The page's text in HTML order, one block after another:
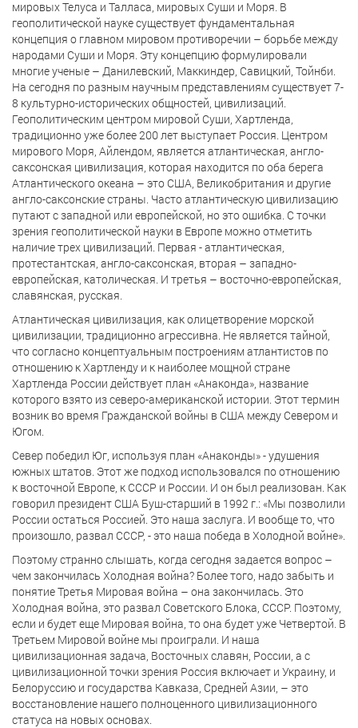
мировых Телуса и Талласа, мировых Суши и Моря. В
геополитической науке существует фундаментальная
концепция о главном мировом противоречии – борьбе между
народами Суши и Моря. Эту концепцию формулировали
многие ученые – Данилевский, Маккиндер, Савицкий, Тойнби.
На сегодня по разным научным представлениям существует 7-
8 культурно-исторических общностей, цивилизаций.
Геополитическим центром мировой Суши, Хартленда,
традиционно уже более 200 лет выступает Россия. Центром
мирового Моря, Айлендом, является атлантическая, англо-
саксонская цивилизация, которая находится по оба берега
Атлантического океана – это США, Великобритания и другие
англо-саксонские страны. Часто атлантическую цивилизацию
путают с западной или европейской, но это ошибка. С точки
зрения геополитической науки в Европе можно отметить
наличие трех цивилизаций. Первая - атлантическая,
протестантская, англо-саксонская, вторая – западно-
европейская, католическая. И третья – восточно-европейская,
славянская, русская.
Атлантическая цивилизация, как олицетворение морской
цивилизации, традиционно агрессивна. Не является тайной,
что согласно концептуальным построениям атлантистов по
отношению к Хартленду и к наиболее мощной стране
Хартленда России действует план «Анаконда», название
которого взято из северо-американской истории. Этот термин
возник во время Гражданской войны в США между Севером и
Югом.
Север победил Юг, используя план «Анаконды» - удушения
южных штатов. Этот же подход использовался по отношению
к восточной Европе, к СССР и России. И он был реализован. Как
говорил президент США Буш-старший в 1992 г.: «Мы позволили
России остаться Россией. Это наша заслуга. И вообще то, что
произошло, развал СССР, - это наша победа в Холодной войне».
Поэтому странно слышать, когда сегодня задается вопрос –
чем закончилась Холодная война? Более того, надо забыть и
понятие Третья Мировая война – она закончилась. Это
Холодная война, это развал Советского Блока, СССР. Поэтому,
если и будет еще Мировая война, то она будет уже Четвертой. В
Третьем Мировой войне мы проиграли. И наша
цивилизационная задача, Восточных славян, России, а с
цивилизационной точки зрения Россия включает и Украину, и
Белоруссию и государства Кавказа, Средней Азии, – это
восстановление нашего полноценного цивилизационного
статуса на новых основах.